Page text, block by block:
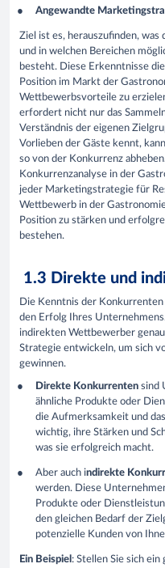
Angewandte
Ziel ist es, herauszufinden,
und in welchen Bereichen
besteht. Diese Erkenntnisse
Position im Markt der
Wettbewerbsvorteile zu
erfordert nicht nur das
Verständnis der eigenen
Vorlieben der Gäste kennt,
so von der Konkurrenz
Konkurrenzanalyse in der
jeder Marketingstrategie für
Wettbewerb in der
Position zu stärken und
bestehen.
1.3 Direkte und
Die Kenntnis der
den Erfolg Ihres
indirekten Wettbewerber
Strategie entwickeln, um sich
gewinnen.
Direkte Konkurrenten sind
ähnliche Produkte oder
die Aufmerksamkeit und
wichtig, ihre Stärken und
was sie erfolgreich macht.
Aber auch indirekte
werden. Diese
Produkte oder
den gleichen Bedarf der
potenzielle Kunden von
Ein Beispiel : Stellen Sie sich